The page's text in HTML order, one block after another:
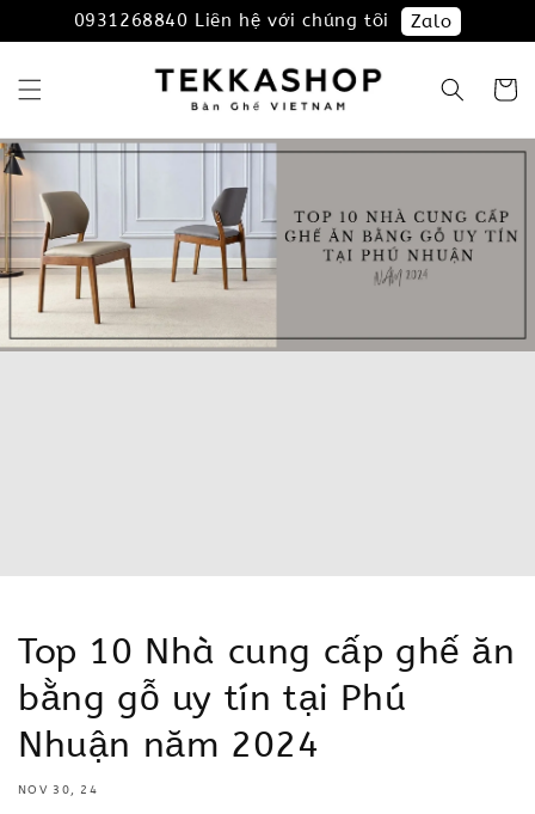
0931268840 Liên hệ với chúng tôi Zalo
Top 10 Nhà cung cấp ghế ăn
bằng gỗ uy tín tại Phú
Nhuận năm 2024
NOV 30, 24